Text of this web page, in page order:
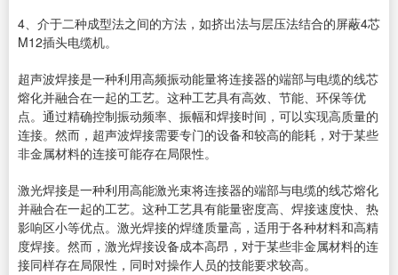
4、介于二种成型法之间的方法，如挤出法与层压法结合的屏蔽4芯
M12插头电缆机。
超声波焊接是一种利用高频振动能量将连接器的端部与电缆的线芯
熔化并融合在一起的工艺。这种工艺具有高效、节能、环保等优
点。通过精确控制振动频率、振幅和焊接时间，可以实现高质量的
连接。然而，超声波焊接需要专门的设备和较高的能耗，对于某些
非金属材料的连接可能存在局限性。
激光焊接是一种利用高能激光束将连接器的端部与电缆的线芯熔化
并融合在一起的工艺。这种工艺具有能量密度高、焊接速度快、热
影响区小等优点。激光焊接的焊缝质量高，适用于各种材料和高精
度焊接。然而，激光焊接设备成本高昂，对于某些非金属材料的连
接同样存在局限性，同时对操作人员的技能要求较高。